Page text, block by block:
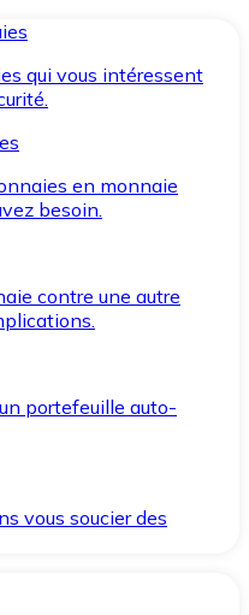
qui vous intéressent
en monnaie
besoin.
contre une autre
portefeuille auto-
vous soucier des